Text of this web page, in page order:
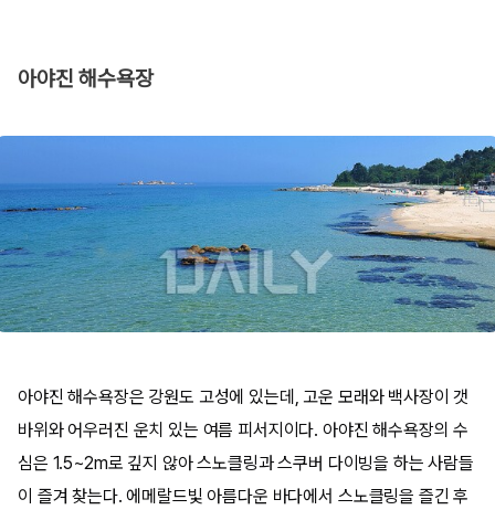
아야진 해수욕장
아야진 해수욕장은 강원도 고성에 있는데, 고운 모래와 백사장이 갯
바위와 어우러진 운치 있는 여름 피서지이다. 아야진 해수욕장의 수
심은 1.5~2m로 깊지 않아 스노클링과 스쿠버 다이빙을 하는 사람들
이 즐겨 찾는다. 에메랄드빛 아름다운 바다에서 스노클링을 즐긴 후